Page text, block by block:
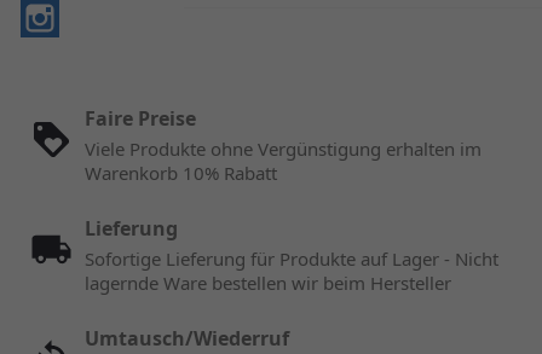
Faire Preise
Viele Produkte ohne Vergünstigung erhalten im
Warenkorb 10% Rabatt
Lieferung
Sofortige Lieferung für Produkte auf Lager - Nicht
lagernde Ware bestellen wir beim Hersteller
Umtausch/Wiederruf